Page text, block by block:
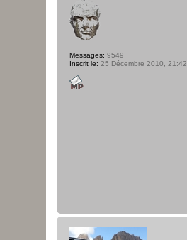
Messages: 9549
Inscrit le: 25 Décembre 2010, 21:42